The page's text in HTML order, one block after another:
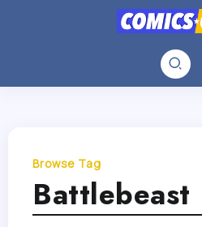
Browse Tag
Battlebeast